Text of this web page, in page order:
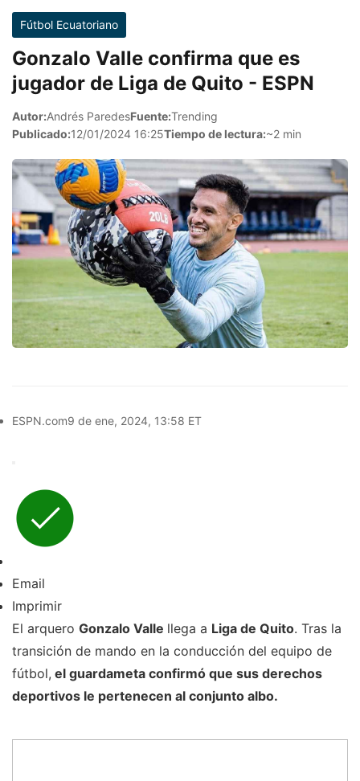
Fútbol Ecuatoriano
Gonzalo Valle confirma que es
jugador de Liga de Quito - ESPN
Autor:Andrés ParedesFuente:Trending
Publicado:12/01/2024 16:25Tiempo de lectura:~2 min
ESPN.com9 de ene, 2024, 13:58 ET
Email
Imprimir
El arquero Gonzalo Valle llega a Liga de Quito. Tras la
transición de mando en la conducción del equipo de
fútbol, el guardameta confirmó que sus derechos
deportivos le pertenecen al conjunto albo.